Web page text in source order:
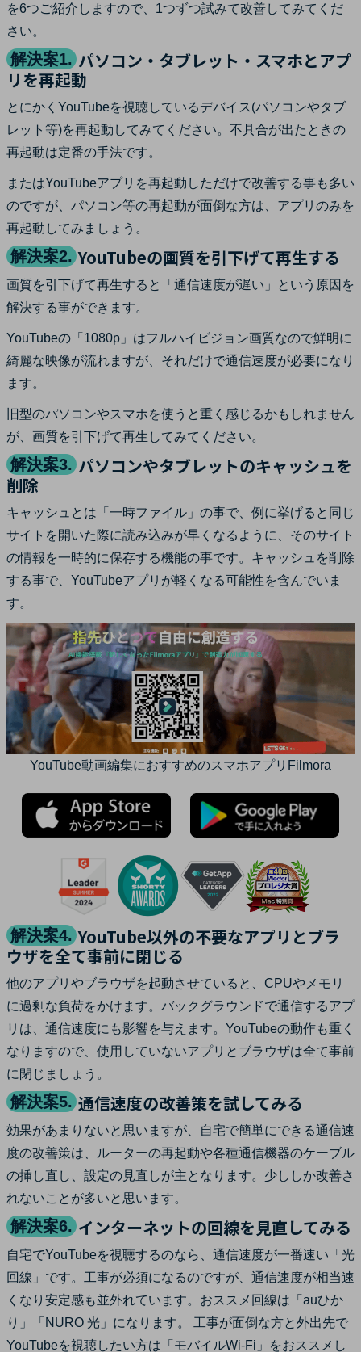
を6つご紹介しますので、1つずつ試みて改善してみてくだ
さい。
解決案1. パソコン・タブレット・スマホとアプ
リを再起動
とにかくYouTubeを視聴しているデバイス(パソコンやタブ
レット等)を再起動してみてください。不具合が出たときの
再起動は定番の手法です。
またはYouTubeアプリを再起動しただけで改善する事も多い
のですが、パソコン等の再起動が面倒な方は、アプリのみを
再起動してみましょう。
解決案2. YouTubeの画質を引下げて再生する
画質を引下げて再生すると「通信速度が遅い」という原因を
解決する事ができます。
YouTubeの「1080p」はフルハイビジョン画質なので鮮明に
綺麗な映像が流れますが、それだけで通信速度が必要になり
ます。
旧型のパソコンやスマホを使うと重く感じるかもしれません
が、画質を引下げて再生してみてください。
解決案3. パソコンやタブレットのキャッシュを
削除
キャッシュとは「一時ファイル」の事で、例に挙げると同じ
サイトを開いた際に読み込みが早くなるように、そのサイト
の情報を一時的に保存する機能の事です。キャッシュを削除
する事で、YouTubeアプリが軽くなる可能性を含んでいま
す。
YouTube動画編集におすすめのスマホアプリFilmora
解決案4. YouTube以外の不要なアプリとブラ
ウザを全て事前に閉じる
他のアプリやブラウザを起動させていると、CPUやメモリ
に過剰な負荷をかけます。バックグラウンドで通信するアプ
リは、通信速度にも影響を与えます。YouTubeの動作も重く
なりますので、使用していないアプリとブラウザは全て事前
に閉じましょう。
解決案5. 通信速度の改善策を試してみる
効果があまりないと思いますが、自宅で簡単にできる通信速
度の改善策は、ルーターの再起動や各種通信機器のケーブル
の挿し直し、設定の見直しが主となります。少ししか改善さ
れないことが多いと思います。
解決案6. インターネットの回線を見直してみる
自宅でYouTubeを視聴するのなら、通信速度が一番速い「光
回線」です。工事が必須になるのですが、通信速度が相当速
くなり安定感も並外れています。おススメ回線は「auひか
り」「NURO 光」になります。 工事が面倒な方と外出先で
YouTubeを視聴したい方は「モバイルWi-Fi」をおススメし